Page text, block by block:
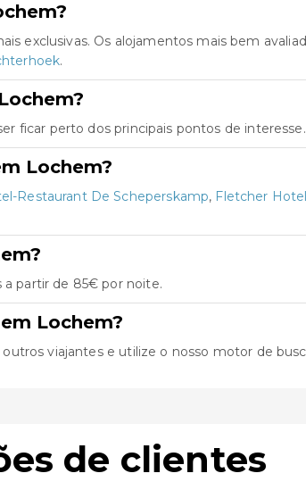
exclusivas. Os alojamentos mais bem
.
ficar perto dos principais pontos de interesse.
Lochem?
Restaurant De Scheperskamp, Fletcher
partir de 85€ por noite.
Lochem?
viajantes e utilize o nosso motor de
de clientes